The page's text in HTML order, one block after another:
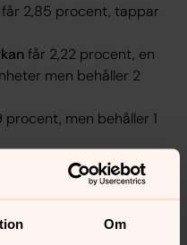
Om
får 2,85 procent, tappar
får 2,22 procent, en
men behåller 2
procent, men behåller 1
behåller 1 mandat.
och 1 mandat